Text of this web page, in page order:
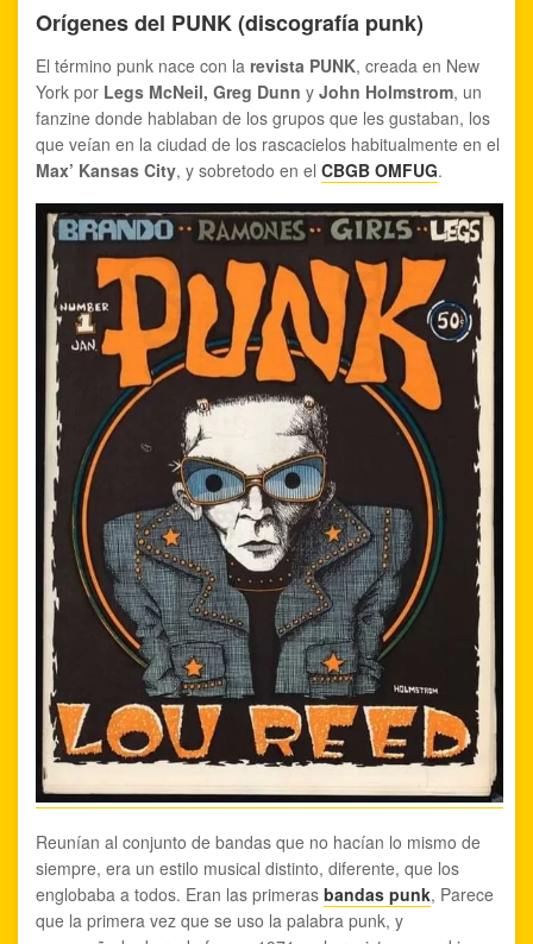
Orígenes del PUNK (discografía punk)
El término punk nace con la revista PUNK, creada en New
York por Legs McNeil, Greg Dunn y John Holmstrom, un
fanzine donde hablaban de los grupos que les gustaban, los
que veían en la ciudad de los rascacielos habitualmente en el
Max’ Kansas City, y sobretodo en el CBGB OMFUG.
Reunían al conjunto de bandas que no hacían lo mismo de
siempre, era un estilo musical distinto, diferente, que los
englobaba a todos. Eran las primeras bandas punk, Parece
que la primera vez que se uso la palabra punk, y